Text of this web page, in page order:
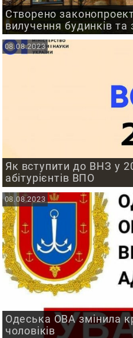
Створено
вилучення будинків та
Як вступити до ВНЗ у
абітурієнтів ВПО
08.08.2023
Одеська ОВА змінила
чоловіків
08.08.2023